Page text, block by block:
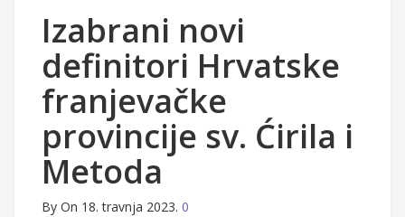
Izabrani novi
definitori Hrvatske
franjevačke
provincije sv. Ćirila i
Metoda
By On 18. travnja 2023. 0